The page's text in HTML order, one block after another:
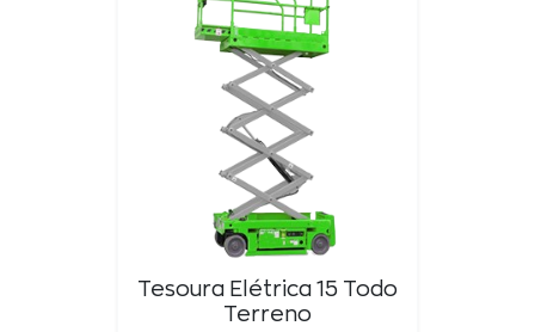
Tesoura Elétrica 15 Todo
Terreno